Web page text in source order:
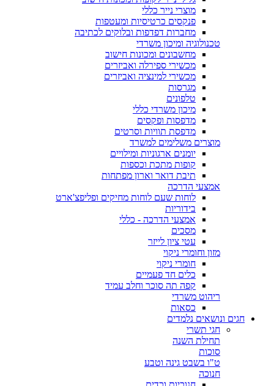
מוצרי נייר כללי
פנקסים כרטיסיות ומעטפות
מחברות דפדפות ובלוקים לכתיבה
טכנולוגיה ומיכון משרדי
מחשבונים ומכונות חישוב
מכשירי ספירלה ואביזרים
מכשירי למינציה ואביזרים
מגרסות
טלפונים
מיכון משרדי כללי
מדפסות ופקסים
מדפסת תוויות וסרטים
מוצרים משלימים למשרד
יומנים ארגוניות ומילויים
קופות מתכת וכספות
תיבת דואר וארון מפתחות
אמצעי הדרכה
לוחות שעם לוחות מחיקים ופליפצ'ארט
בידוריות
אמצעי הדרכה - כללי
מסכים
עטי ציון לייזר
מזון וחומרי ניקוי
חומרי ניקוי
כלים חד פעמיים
קפה תה סוכר וחלב עמיד
ריהוט משרדי
כסאות
חגים ונושאים נלמדים
חגי תשרי
תחילת השנה
סוכות
ט"ו בשבט גינה וטבע
חנוכה